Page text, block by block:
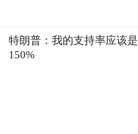
特朗普：我的支持率应该是
150%